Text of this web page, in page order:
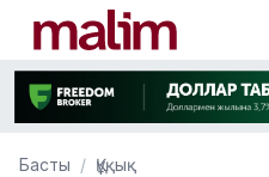
Басты Құқық